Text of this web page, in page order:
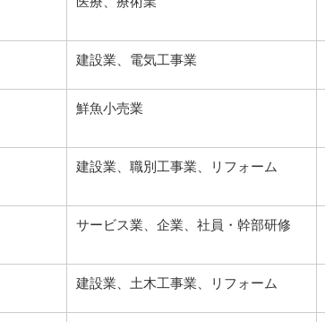
建設業、電気工事業
鮮魚小売業
建設業、職別工事業、リフォーム
サービス業、企業、社員・幹部研修
建設業、土木工事業、リフォーム